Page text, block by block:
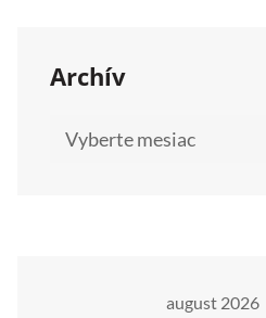
Archív
Archív
august 2026